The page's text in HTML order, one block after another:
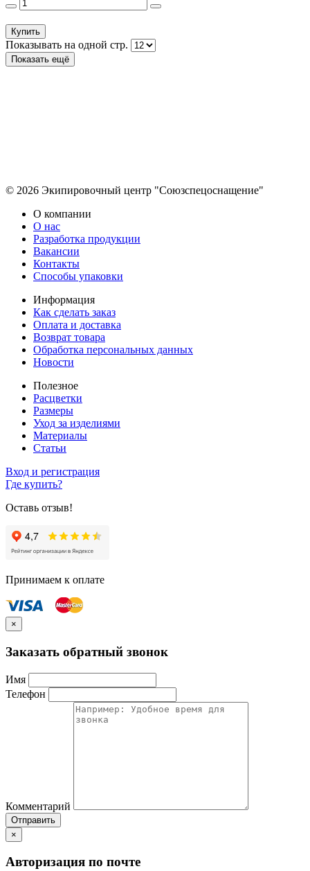
Купить
Показывать на одной стр.
Показать ещё
© 2026 Экипировочный центр "Союзспецоснащение"
О компании
О нас
Разработка продукции
Вакансии
Контакты
Способы упаковки
Информация
Как сделать заказ
Оплата и доставка
Возврат товара
Обработка персональных данных
Новости
Полезное
Расцветки
Размеры
Уход за изделиями
Материалы
Статьи
Вход и регистрация
Где купить?
Оставь отзыв!
Принимаем к оплате
×
Заказать обратный звонок
Имя
Телефон
Комментарий
Отправить
×
Авторизация по почте